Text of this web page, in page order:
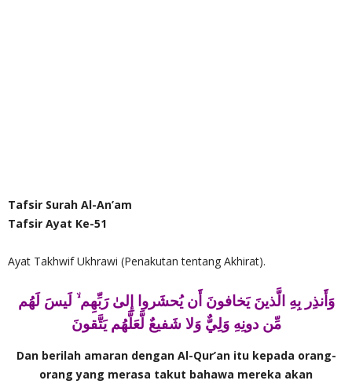
Tafsir Surah Al-An’am
Tafsir Ayat Ke-51
Ayat Takhwif Ukhrawi (Penakutan tentang Akhirat).
وَأَنذِر بِهِ الَّذينَ يَخافونَ أَن يُحشَروا إِلىٰ رَبِّهِم ۙ لَيسَ لَهُم
مِّن دونِهِ وَلِيٌّ وَلا شَفيعٌ لَّعَلَّهُم يَتَّقونَ
Dan berilah amaran dengan Al-Qur’an itu kepada orang-
orang yang merasa takut bahawa mereka akan